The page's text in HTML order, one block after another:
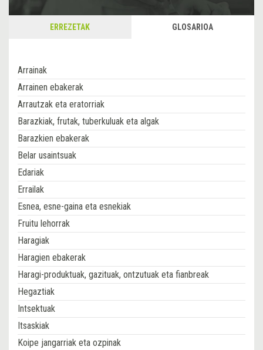
ERREZETAK GLOSARIOA
Arrainak
Arrainen ebakerak
Arrautzak eta eratorriak
Barazkiak, frutak, tuberkuluak eta algak
Barazkien ebakerak
Belar usaintsuak
Edariak
Errailak
Esnea, esne-gaina eta esnekiak
Fruitu lehorrak
Haragiak
Haragien ebakerak
Haragi-produktuak, gazituak, ontzutuak eta fianbreak
Hegaztiak
Intsektuak
Itsaskiak
Koipe jangarriak eta ozpinak